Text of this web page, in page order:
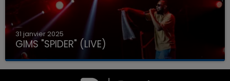
31 janvier 2025
GIMS "SPIDER" (LIVE)